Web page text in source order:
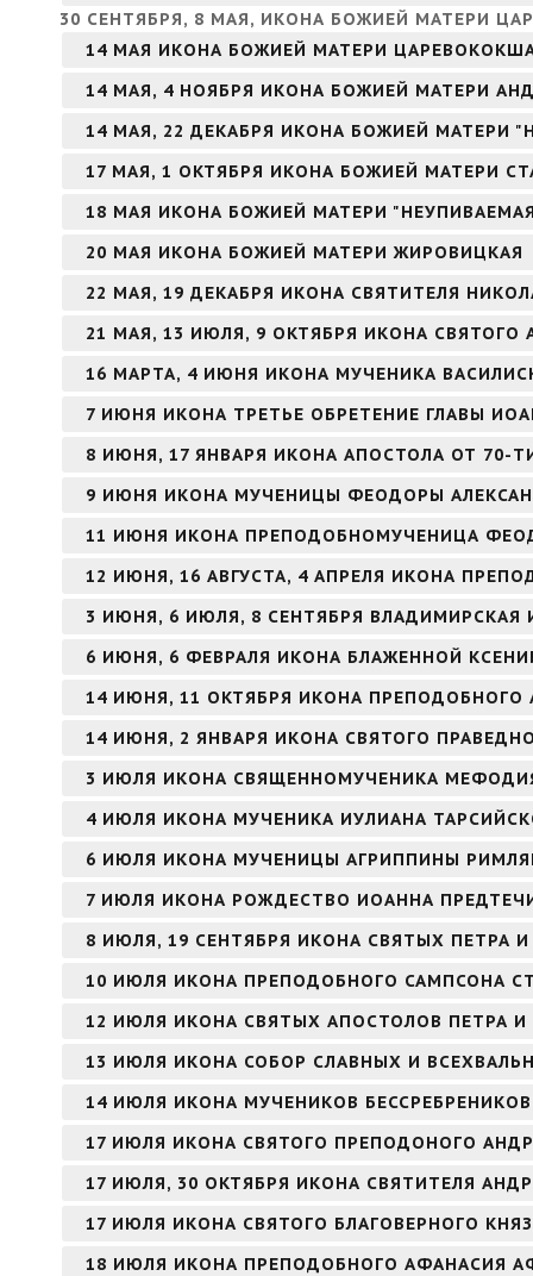
30 СЕНТЯБРЯ, 8 МАЯ, ИКОНА БОЖИЕЙ МАТЕРИ
14 МАЯ ИКОНА БОЖИЕЙ МАТЕРИ
14 МАЯ, 4 НОЯБРЯ ИКОНА БОЖИЕЙ МАТЕРИ
14 МАЯ, 22 ДЕКАБРЯ ИКОНА БОЖИЕЙ МАТЕРИ
17 МАЯ, 1 ОКТЯБРЯ ИКОНА БОЖИЕЙ МАТЕРИ
18 МАЯ ИКОНА БОЖИЕЙ МАТЕРИ
20 МАЯ ИКОНА БОЖИЕЙ МАТЕРИ ЖИРОВИЦКАЯ
22 МАЯ, 19 ДЕКАБРЯ ИКОНА СВЯТИТЕЛЯ
21 МАЯ, 13 ИЮЛЯ, 9 ОКТЯБРЯ ИКОНА
16 МАРТА, 4 ИЮНЯ ИКОНА МУЧЕНИКА
7 ИЮНЯ ИКОНА ТРЕТЬЕ ОБРЕТЕНИЕ ГЛАВЫ
8 ИЮНЯ, 17 ЯНВАРЯ ИКОНА АПОСТОЛА ОТ 70-
9 ИЮНЯ ИКОНА МУЧЕНИЦЫ ФЕОДОРЫ
11 ИЮНЯ ИКОНА ПРЕПОДОБНОМУЧЕНИЦА
12 ИЮНЯ, 16 АВГУСТА, 4 АПРЕЛЯ ИКОНА
3 ИЮНЯ, 6 ИЮЛЯ, 8 СЕНТЯБРЯ
6 ИЮНЯ, 6 ФЕВРАЛЯ ИКОНА БЛАЖЕННОЙ
14 ИЮНЯ, 11 ОКТЯБРЯ ИКОНА ПРЕПОДОБНОГО
14 ИЮНЯ, 2 ЯНВАРЯ ИКОНА СВЯТОГО
3 ИЮЛЯ ИКОНА СВЯЩЕННОМУЧЕНИКА
4 ИЮЛЯ ИКОНА МУЧЕНИКА ИУЛИАНА
6 ИЮЛЯ ИКОНА МУЧЕНИЦЫ АГРИППИНЫ
7 ИЮЛЯ ИКОНА РОЖДЕСТВО ИОАННА
8 ИЮЛЯ, 19 СЕНТЯБРЯ ИКОНА СВЯТЫХ ПЕТРА
10 ИЮЛЯ ИКОНА ПРЕПОДОБНОГО САМПСОНА
12 ИЮЛЯ ИКОНА СВЯТЫХ АПОСТОЛОВ ПЕТРА И
13 ИЮЛЯ ИКОНА СОБОР СЛАВНЫХ И
14 ИЮЛЯ ИКОНА МУЧЕНИКОВ
17 ИЮЛЯ ИКОНА СВЯТОГО ПРЕПОДОНОГО
17 ИЮЛЯ, 30 ОКТЯБРЯ ИКОНА СВЯТИТЕЛЯ
17 ИЮЛЯ ИКОНА СВЯТОГО БЛАГОВЕРНОГО
18 ИЮЛЯ ИКОНА ПРЕПОДОБНОГО АФАНАСИЯ